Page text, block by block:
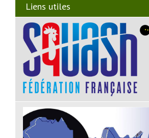
Liens utiles